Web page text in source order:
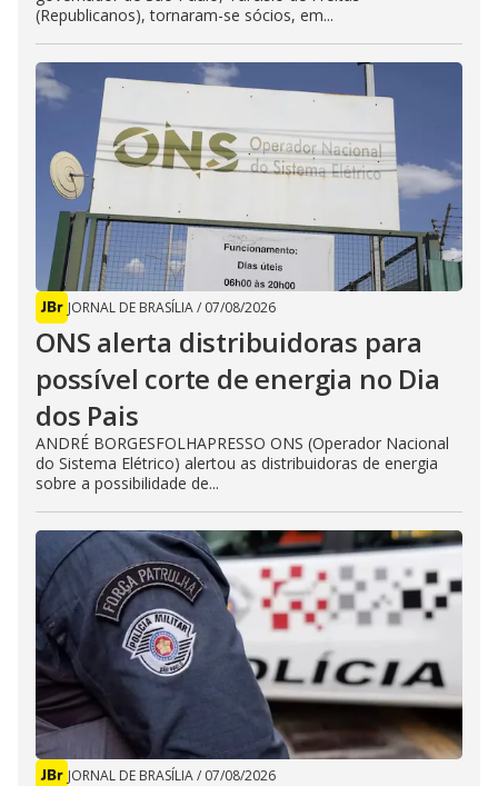
(Republicanos), tornaram-se sócios, em...
JORNAL DE BRASÍLIA/ 07/08/2026
ONS alerta distribuidoras para
possível corte de energia no Dia
dos Pais
ANDRÉ BORGESFOLHAPRESSO ONS (Operador Nacional
do Sistema Elétrico) alertou as distribuidoras de energia
sobre a possibilidade de...
JORNAL DE BRASÍLIA/ 07/08/2026